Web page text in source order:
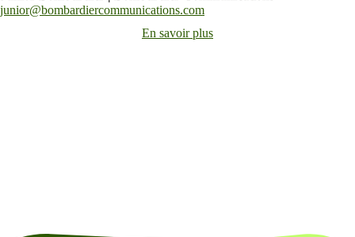
junior@bombardiercommunications.com
En savoir plus